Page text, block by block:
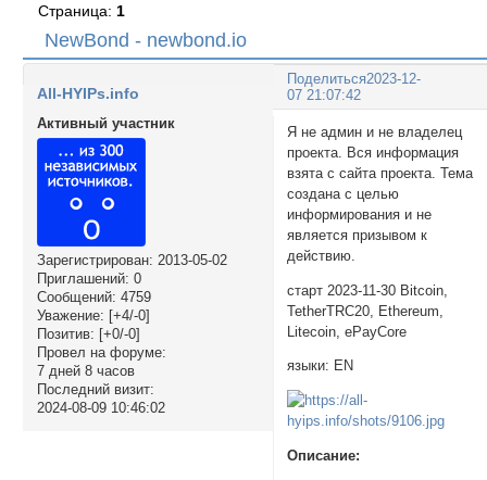
NewBond - newbond.io
Страница: 1
Поделиться2023-12-
07 21:07:42
All-HYIPs.info
Активный участник
Зарегистрирован: 2013-05-02
Приглашений: 0
Сообщений: 4759
Уважение: [+4/-0]
Позитив: [+0/-0]
Провел на форуме:
7 дней 8 часов
Последний визит:
2024-08-09 10:46:02
Я не админ и не владелец
проекта. Вся информация
взята с сайта проекта. Тема
создана с целью
информирования и не
является призывом к
действию.
старт 2023-11-30 Bitcoin,
TetherTRC20, Ethereum,
Litecoin, ePayCore
языки: EN
Описание: